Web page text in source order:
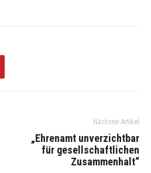
Nächster Artikel
„Ehrenamt unverzichtbar
für gesellschaftlichen
Zusammenhalt“